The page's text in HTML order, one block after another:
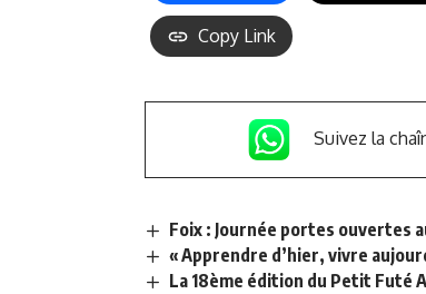
Copy Link
Suivez la
Foix : Journée portes ouvertes
« Apprendre d’hier, vivre
La 18ème édition du Petit Futé